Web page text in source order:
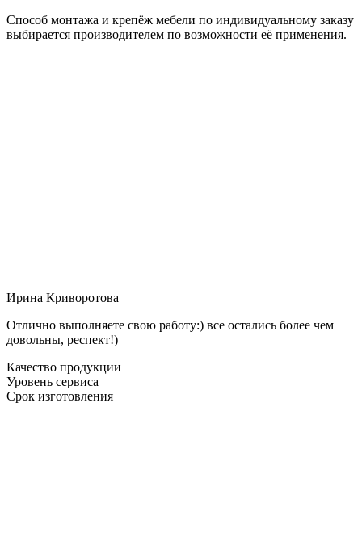
Способ монтажа и крепёж мебели по индивидуальному заказу
выбирается производителем по возможности её применения.
Ирина Криворотова
Отлично выполняете свою работу:) все остались более чем
довольны, респект!)
Качество продукции
Уровень сервиса
Срок изготовления